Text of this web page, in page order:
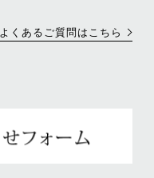
よくあるご質問はこちら